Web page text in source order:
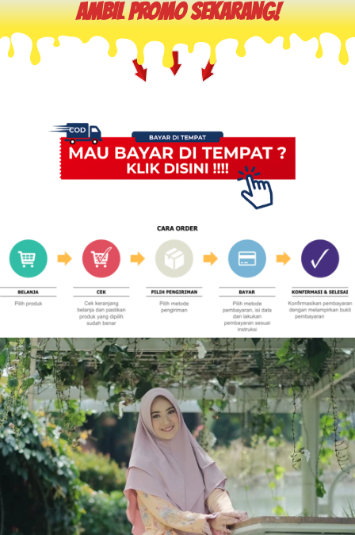
AMBIL PROMO SEKARANG!